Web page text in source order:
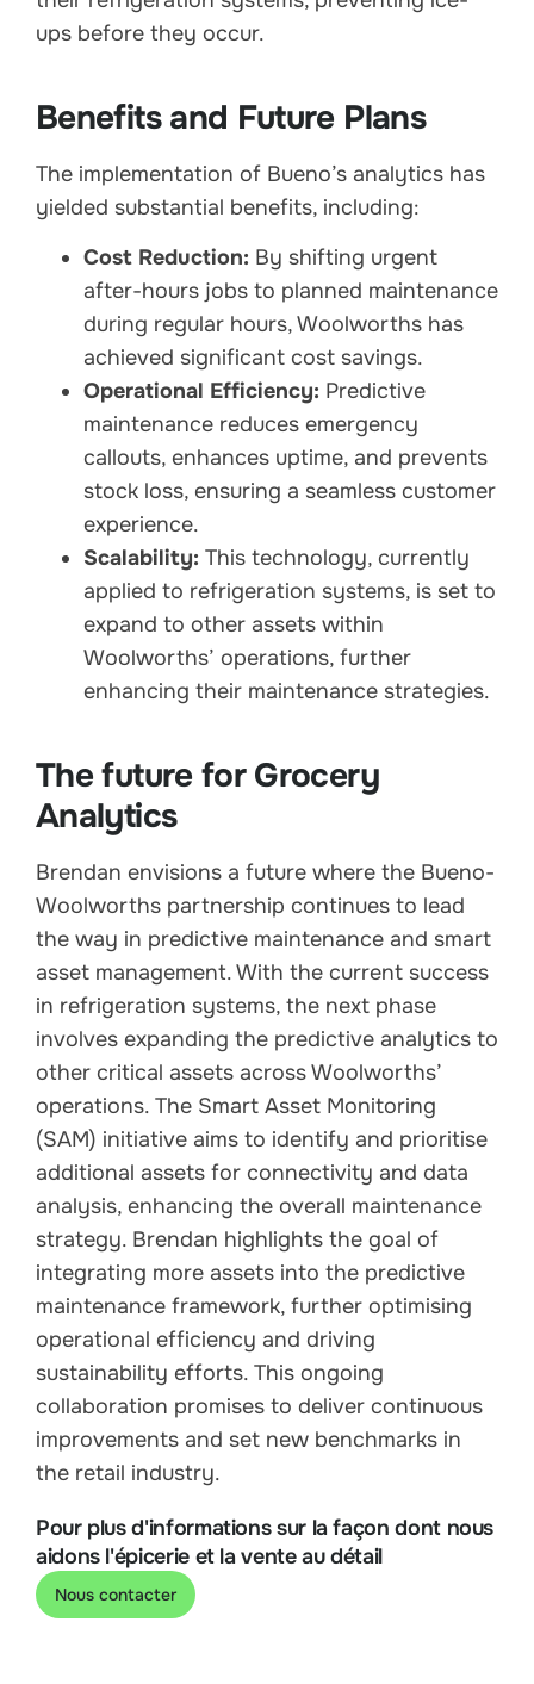
ups before they occur.
Benefits and Future Plans
The implementation of Bueno’s analytics has
yielded substantial benefits, including:
Cost Reduction: By shifting urgent
after-hours jobs to planned maintenance
during regular hours,Woolworths has
achieved significant cost savings.
Operational Efficiency: Predictive
maintenance reduces emergency
callouts, enhances uptime, and prevents
stock loss, ensuring a seamless customer
experience.
Scalability: This technology, currently
applied to refrigeration systems, is set to
expand to other assets within
Woolworths’ operations, further
enhancing their maintenance strategies.
The future for Grocery
Analytics
Brendan envisions a future where the Bueno-
Woolworths partnership continues to lead
the way in predictive maintenance and smart
asset management. With the current success
in refrigeration systems, the next phase
involves expanding the predictive analytics to
other critical assets acrossWoolworths’
operations. The Smart Asset Monitoring
(SAM) initiative aims to identify and prioritise
additional assets for connectivity and data
analysis, enhancing the overall maintenance
strategy. Brendan highlights the goal of
integrating more assets into the predictive
maintenance framework, further optimising
operational efficiency and driving
sustainability efforts. This ongoing
collaboration promises to deliver continuous
improvements and set new benchmarks in
the retail industry.
Pour plus d'informations sur la façon dont nous
aidons l'épicerie et la vente au détail
Nous contacter